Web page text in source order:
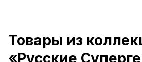
Товары из
«Русские